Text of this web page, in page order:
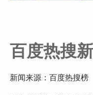
百度热搜
新闻来源：百度热搜榜